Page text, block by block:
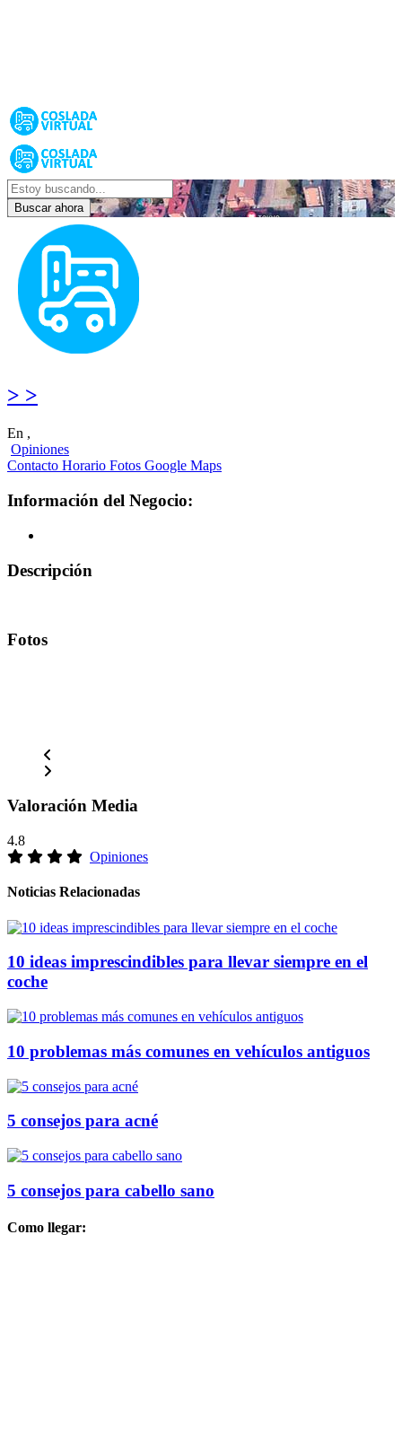
Buscar ahora
> >
En ,
Opiniones
Contacto Horario Fotos Google Maps
Información del Negocio:
Descripción
Fotos
Valoración Media
4.8
Opiniones
Noticias Relacionadas
10 ideas imprescindibles para llevar siempre en el
coche
10 problemas más comunes en vehículos antiguos
5 consejos para acné
5 consejos para cabello sano
Como llegar: